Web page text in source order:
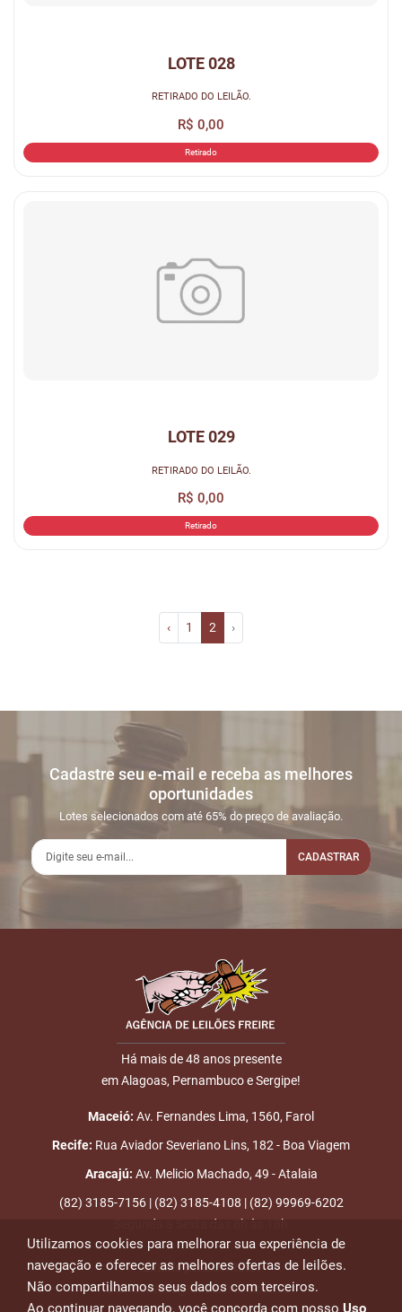
LOTE 028
RETIRADO DO LEILÃO.
R$ 0,00
Retirado
LOTE 029
RETIRADO DO LEILÃO.
R$ 0,00
Retirado
‹ 1 2 ›
Cadastre seu e-mail e receba as melhores
oportunidades
Lotes selecionados com até 65% do preço de avaliação.
CADASTRAR
Há mais de 48 anos presente
em Alagoas, Pernambuco e Sergipe!
Maceió: Av. Fernandes Lima, 1560, Farol
Recife: Rua Aviador Severiano Lins, 182 - Boa Viagem
Aracajú: Av. Melicio Machado, 49 - Atalaia
(82) 3185-7156 | (82) 3185-4108 | (82) 99969-6202
Segunda a Sexta das 8h às 18h
Emails para contato:
atendimento@leiloesfreire.com.br
Utilizamos cookies para melhorar sua experiência de
navegação e oferecer as melhores ofertas de leilões.
Não compartilhamos seus dados com terceiros.
Ao continuar navegando, você concorda com nosso Uso